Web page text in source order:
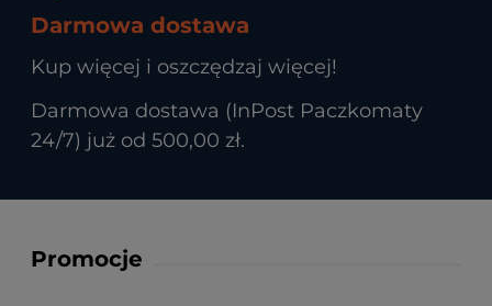
Darmowa dostawa
Kup więcej i oszczędzaj więcej!
Darmowa dostawa (InPost Paczkomaty
24/7) już od 500,00 zł.
Promocje